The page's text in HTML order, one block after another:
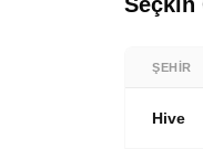
ŞEHIR
Hive